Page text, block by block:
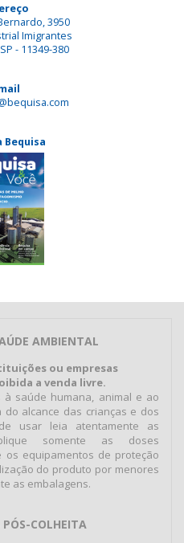
3950
Imigrantes
- 11349-380
Bequisa
AMBIENTAL
ou empresas
a venda livre.
saúde humana, animal e ao
alcance das crianças e dos
usar leia atentamente as
somente as doses
os equipamentos de proteção
do produto por menores
as embalagens.
COLHEITA